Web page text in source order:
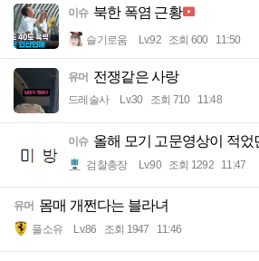
이슈 북한 폭염 근황
슬기로움 Lv.92 조회 600 11:50
유머 전쟁같은 사랑
드레술사 Lv.30 조회 710 11:48
이슈 올해 모기 고문영상이 적었
검찰총장 Lv.90 조회 1292 11:47
유머 몸매 개쩐다는 블라녀
풀소유 Lv.86 조회 1947 11:46